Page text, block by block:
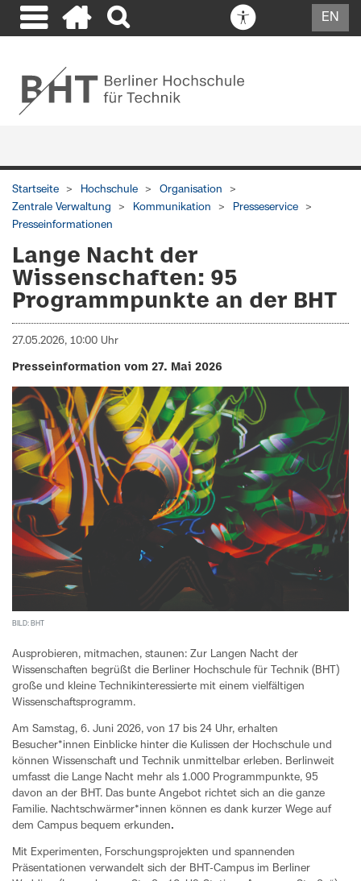
EN
Startseite Hochschule
Organisation
Zentrale Verwaltung
Kommunikation
Presseservice
Presseinformationen
Lange Nacht der
Wissenschaften: 95
Programmpunkte an der BHT
27.05.2026, 10:00 Uhr
Presseinformation vom 27. Mai 2026
BILD: BHT
Ausprobieren, mitmachen, staunen: Zur Langen Nacht der
Wissenschaften begrüßt die Berliner Hochschule für Technik (BHT)
große und kleine Technikinteressierte mit einem vielfältigen
Wissenschaftsprogramm.
Am Samstag, 6. Juni 2026, von 17 bis 24 Uhr, erhalten
Besucher*innen Einblicke hinter die Kulissen der Hochschule und
können Wissenschaft und Technik unmittelbar erleben. Berlinweit
umfasst die Lange Nacht mehr als 1.000 Programmpunkte, 95
davon an der BHT. Das bunte Angebot richtet sich an die ganze
Familie. Nachtschwärmer*innen können es dank kurzer Wege auf
dem Campus bequem erkunden.
Mit Experimenten, Forschungsprojekten und spannenden
Präsentationen verwandelt sich der BHT-Campus im Berliner